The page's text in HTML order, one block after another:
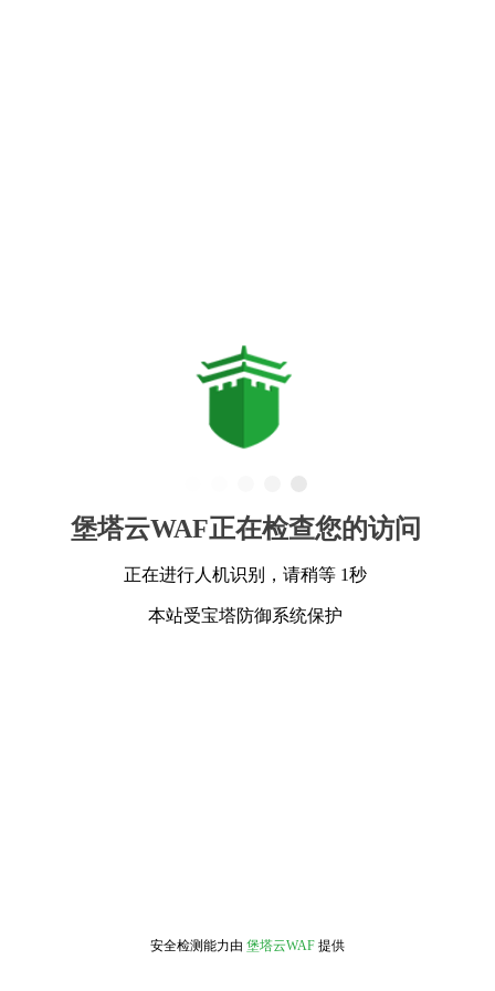
堡塔云WAF正在检查您的访问
正在进行人机识别，请稍等 1秒
本站受宝塔防御系统保护
安全检测能力由 堡塔云WAF 提供